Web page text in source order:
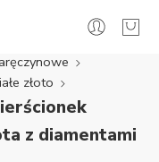
złoto
z diamentami